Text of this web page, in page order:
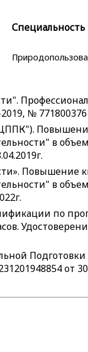
Специальность
№
в
Повышение
в
по
от